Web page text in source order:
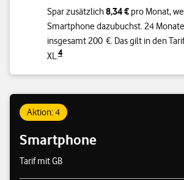
Spar zusätzlich8,34 € pro Monat,
Smartphone dazubuchst. 24 Monate
insgesamt 200 €. Das gilt in den
XL.4
Aktion: 4
Smartphone
Tarif mit GB